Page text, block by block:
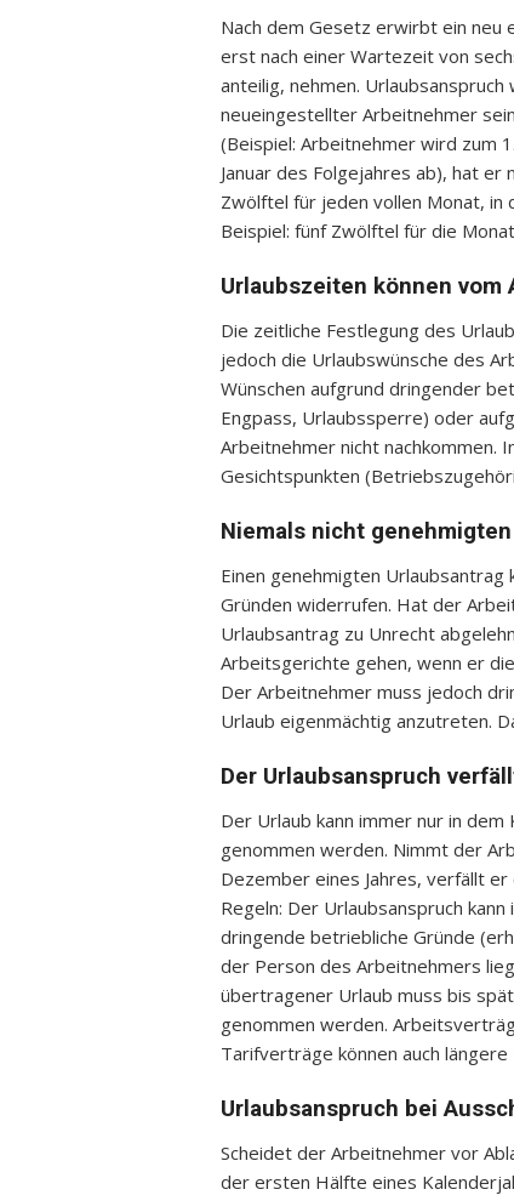
Nach dem Gesetz erwirbt ein neu
erst nach einer Wartezeit von
anteilig, nehmen.
neueingestellter Arbeitnehmer
(Beispiel: Arbeitnehmer wird zum
Januar des Folgejahres ab), hat er
Zwölftel für jeden vollen Monat, in
Beispiel: fünf Zwölftel für die
Urlaubszeiten können
Die zeitliche Festlegung des
jedoch die Urlaubswünsche des
Wünschen aufgrund dringender
Engpass, Urlaubssperre) oder
Arbeitnehmer nicht nachkommen.
Gesichtspunkten
Niemals nicht
Einen genehmigten
Gründen widerrufen. Hat der
Urlaubsantrag zu Unrecht
Arbeitsgerichte gehen, wenn er
Der Arbeitnehmer muss jedoch
Urlaub eigenmächtig anzutreten.
Der Urlaubsanspruch
Der Urlaub kann immer nur in
genommen werden. Nimmt der
Dezember eines Jahres, verfällt
Regeln: Der Urlaubsanspruch
dringende betriebliche Gründe
der Person des Arbeitnehmers
übertragener Urlaub muss bis
genommen werden.
Tarifverträge können auch
Urlaubsanspruch bei
Scheidet der Arbeitnehmer vor
der ersten Hälfte eines